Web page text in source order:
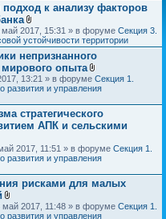
к анализу факторов
В
л
о
ж
е
н
и
май 2017, 15:31 » в форуме Секция 3.
устойчивости территории
непризнанного
мирового опыта
В
л
ж
е
н
13:21 » в форуме Секция 1.
развития и управления
стратегического
АПК и сельскими
2017, 11:51 » в форуме Секция 1.
развития и управления
рисками для малых
В
л
май 2017, 11:48 » в форуме Секция 1.
развития и управления